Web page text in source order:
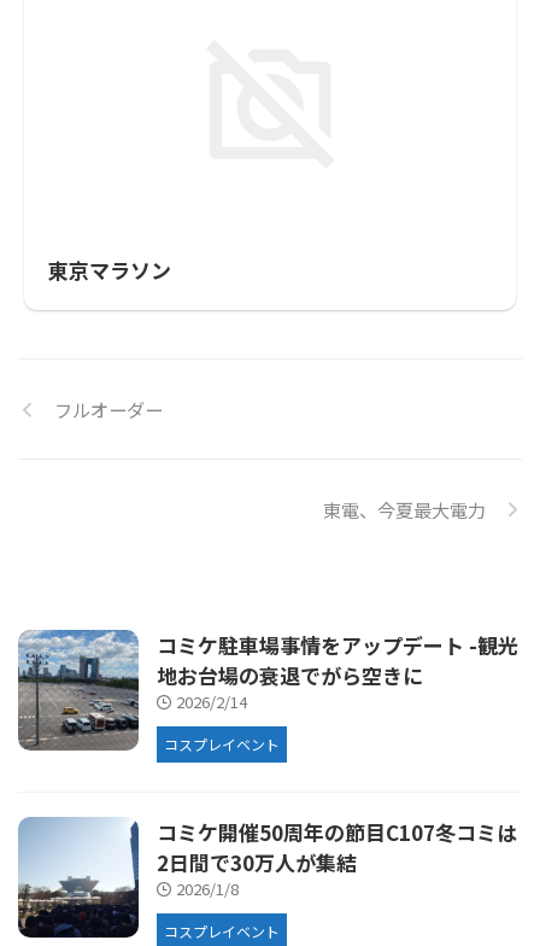
東京マラソン
フルオーダー
東電、今夏最大電力
コミケ駐車場事情をアップデート -観光
地お台場の衰退でがら空きに
2026/2/14
コスプレイベント
コミケ開催50周年の節目C107冬コミは
2日間で30万人が集結
2026/1/8
コスプレイベント